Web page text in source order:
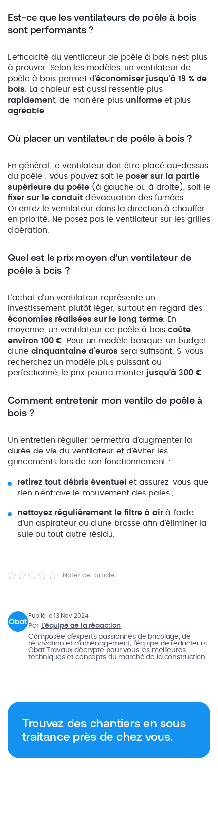
Est-ce que les ventilateurs de poêle à bois
sont performants ?
L’efficacité du ventilateur de poêle à bois n’est plus
à prouver. Selon les modèles, un ventilateur de
poêle à bois permet d’économiser jusqu’à 18 % de
bois . La chaleur est aussi ressentie plus
rapidement , de manière plus uniforme et plus
agréable
Où placer un ventilateur de poêle à bois ?
En général, le ventilateur doit être placé au-dessus
du poêle : vous pouvez soit le poser sur la partie
supérieure du poêle (à gauche ou à droite), soit le
fixer sur le conduit d’évacuation des fumées.
Orientez le ventilateur dans la direction à chauffer
en priorité. Ne posez pas le ventilateur sur les grilles
d’aération.
Quel est le prix moyen d’un ventilateur de
poêle à bois ?
L’achat d’un ventilateur représente un
investissement plutôt léger, surtout en regard des
économies réalisées sur le long terme . En
moyenne, un ventilateur de poêle à bois coûte
environ 100 € . Pour un modèle basique, un budget
d’une cinquantaine d’euros sera suffisant. Si vous
recherchez un modèle plus puissant ou
perfectionné, le prix pourra monter jusqu’à 300 €
Comment entretenir mon ventilo de poêle à
bois ?
Un entretien régulier permettra d’augmenter la
durée de vie du ventilateur et d’éviter les
grincements lors de son fonctionnement :
retirez tout débris éventuel et assurez-vous que
rien n’entrave le mouvement des pales ;
nettoyez régulièrement le filtre à air à l’aide
d’un aspirateur ou d’une brosse afin d’éliminer la
suie ou tout autre résidu.
Notez cet article
Publié le 13 Nov 2024
Par L'équipe de la rédaction
Composée d'experts passionnés de bricolage, de
rénovation et d'aménagement, l'équipe de rédacteurs
Obat Travaux décrypte pour vous les meilleures
techniques et concepts du marché de la construction.
Trouvez des chantiers en sous
traitance près de chez vous.